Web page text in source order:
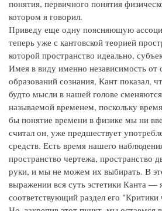
понятия, первичного понятия
котором я говорил.
Приведу еще одну поясняющую
теперь уже с кантовской теорией
которой пространство идеально,
Имея в виду именно независимость от
образований сознания, Кант показал,
будто мысли в нашей голове
называемой временем, поскольку
бы понятие времени в физике мы ни
считал он, уже предшествует
средств. Есть время нашего
пространство чертежа, пространство
руки, и мы не можем их выбирать. В
выражении вся суть эстетики Канта —
соответствующий раздел его "Критики